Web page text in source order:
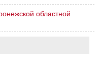
областной